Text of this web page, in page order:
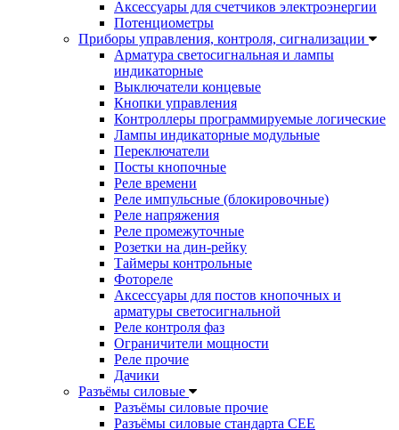
Аксессуары для счетчиков электроэнергии
Потенциометры
Приборы управления, контроля, сигнализации
Арматура светосигнальная и лампы
индикаторные
Выключатели концевые
Кнопки управления
Контроллеры программируемые логические
Лампы индикаторные модульные
Переключатели
Посты кнопочные
Реле времени
Реле импульсные (блокировочные)
Реле напряжения
Реле промежуточные
Розетки на дин-рейку
Таймеры контрольные
Фотореле
Аксессуары для постов кнопочных и
арматуры светосигнальной
Реле контроля фаз
Ограничители мощности
Реле прочие
Дачики
Разъёмы силовые
Разъёмы силовые прочие
Разъёмы силовые стандарта CEE